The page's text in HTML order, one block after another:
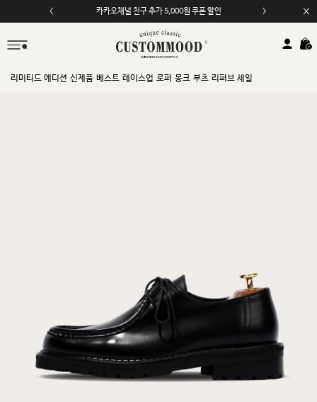
카카오채널 친구 추가 5,000원 쿠폰 할인
모바일 앱 자동 2,000원 할인
리미티드 에디션 신제품 베스트 레이스업 로퍼 몽크 부츠 리퍼브 세일